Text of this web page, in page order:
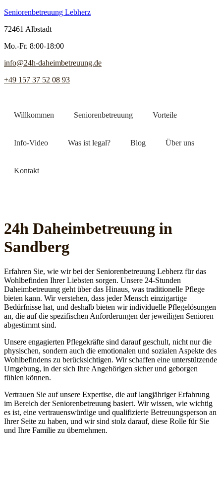
Seniorenbetreuung Lebherz
72461 Albstadt
Mo.-Fr. 8:00-18:00
info@24h-daheimbetreuung.de
+49 157 37 52 08 93
Willkommen Seniorenbetreuung Vorteile
Info-Video Was ist legal? Blog Über uns
Kontakt
24h Daheim­betreuung in
Sandberg
Erfahren Sie, wie wir bei der Seniorenbetreuung Lebherz für das
Wohlbefinden Ihrer Liebsten sorgen. Unsere 24-Stunden
Daheimbetreuung geht über das Hinaus, was traditionelle Pflege
bieten kann. Wir verstehen, dass jeder Mensch einzigartige
Bedürfnisse hat, und deshalb bieten wir individuelle Pflegelösungen
an, die auf die spezifischen Anforderungen der jeweiligen Senioren
abgestimmt sind.
Unsere engagierten Pflegekräfte sind darauf geschult, nicht nur die
physischen, sondern auch die emotionalen und sozialen Aspekte des
Wohlbefindens zu berücksichtigen. Wir schaffen eine unterstützende
Umgebung, in der sich Ihre Angehörigen sicher und geborgen
fühlen können.
Vertrauen Sie auf unsere Expertise, die auf langjähriger Erfahrung
im Bereich der Seniorenbetreuung basiert. Wir wissen, wie wichtig
es ist, eine vertrauenswürdige und qualifizierte Betreuungsperson an
Ihrer Seite zu haben, und wir sind stolz darauf, diese Rolle für Sie
und Ihre Familie zu übernehmen.